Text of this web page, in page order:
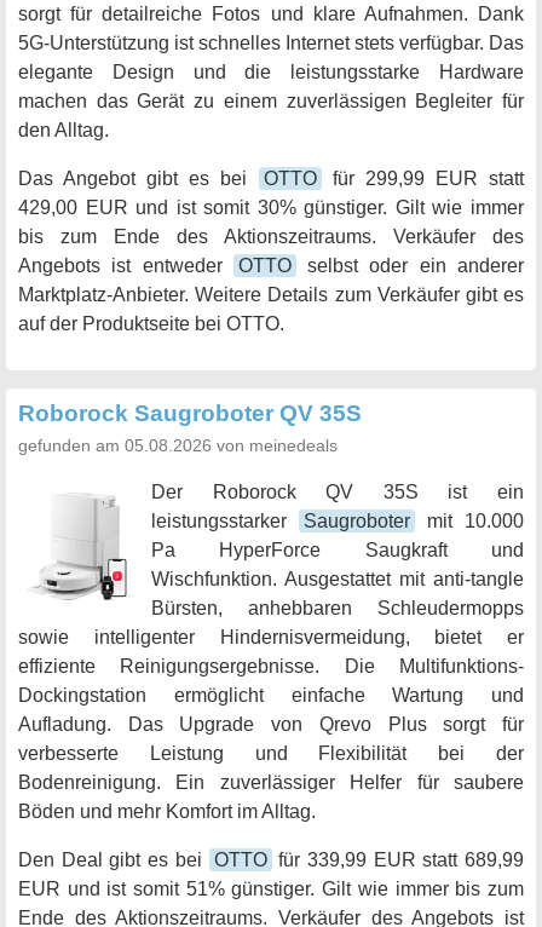
sorgt für detailreiche Fotos und klare Aufnahmen. Dank
5G-Unterstützung ist schnelles Internet stets verfügbar. Das
elegante Design und die leistungsstarke Hardware
machen das Gerät zu einem zuverlässigen Begleiter für
den Alltag.
Das Angebot gibt es bei OTTO
für 299,99 EUR statt
429,00 EUR und ist somit 30% günstiger. Gilt wie immer
bis zum Ende des Aktionszeitraums. Verkäufer des
Angebots ist entweder
OTTO
selbst oder ein anderer
Marktplatz-Anbieter. Weitere Details zum Verkäufer gibt es
auf der Produktseite bei OTTO.
Roborock Saugroboter QV 35S
gefunden am 05.08.2026 von meinedeals
Der Roborock QV 35S ist ein
leistungsstarker
Saugroboter
mit 10.000
Pa HyperForce Saugkraft und
Wischfunktion. Ausgestattet mit anti-tangle
Bürsten, anhebbaren Schleudermopps
sowie intelligenter Hindernisvermeidung, bietet er
effiziente Reinigungsergebnisse. Die Multifunktions-
Dockingstation ermöglicht einfache Wartung und
Aufladung. Das Upgrade von Qrevo Plus sorgt für
verbesserte Leistung und Flexibilität bei der
Bodenreinigung. Ein zuverlässiger Helfer für saubere
Böden und mehr Komfort im Alltag.
Den Deal gibt es bei OTTO für 339,99 EUR statt 689,99
EUR und ist somit 51% günstiger. Gilt wie immer bis zum
Ende des Aktionszeitraums. Verkäufer des Angebots ist